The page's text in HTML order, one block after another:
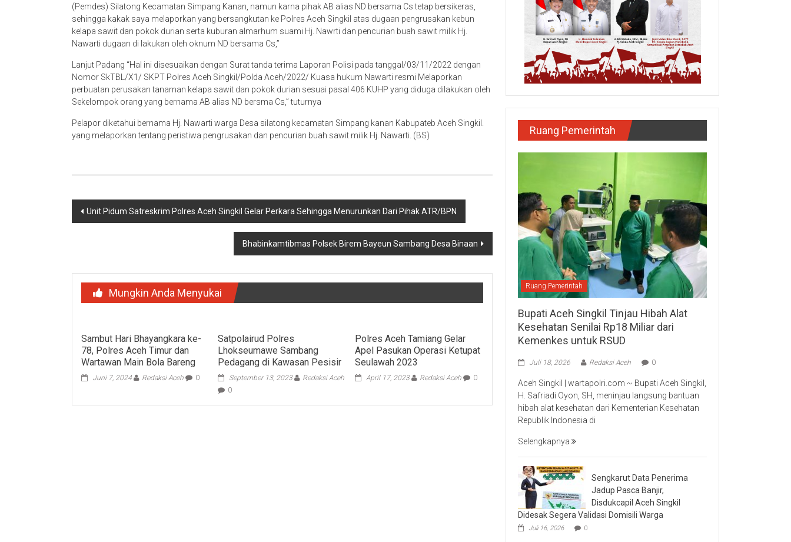
(Pemdes) Silatong Kecamatan Simpang Kanan, namun karna pihak AB alias ND bersama Cs tetap bersikeras,
sehingga kakak saya melaporkan yang bersangkutan ke Polres Aceh Singkil atas dugaan pengrusakan kebun
kelapa sawit dan pokok durian serta kuburan almarhum suami Hj. Nawrti dan pencurian buah sawit milik Hj.
Nawarti dugaan di lakukan oleh oknum ND bersama Cs,”
Lanjut Padang “Hal ini disesuaikan dengan Surat tanda terima Laporan Polisi pada tanggal/03/11/2022 dengan
Nomor SkTBL/X1/ SKPT Polres Aceh Singkil/Polda Aceh/2022/ Kuasa hukum Nawarti resmi Melaporkan
perbuatan perusakan tanaman kelapa sawit dan pokok durian sesuai pasal 406 KUHP yang diduga dilakukan oleh
Sekelompok orang yang bernama AB alias ND bersma Cs,” tuturnya
Pelapor diketahui bernama Hj. Nawarti warga Desa silatong kecamatan Simpang kanan Kabupateb Aceh Singkil.
yang melaporkan tentang peristiwa pengrusakan dan pencurian buah sawit milik Hj. Nawarti. (BS)
Navigasi
Unit Pidum Satreskrim Polres Aceh Singkil Gelar Perkara Sehingga Menurunkan Dari Pihak ATR/BPN
Bhabinkamtibmas Polsek Birem Bayeun Sambang Desa Binaan
Mungkin Anda Menyukai
Sambut Hari Bhayangkara ke-
78, Polres Aceh Timur dan
Wartawan Main Bola Bareng
Juni 7, 2024 Redaksi Aceh 0
Satpolairud Polres
Lhokseumawe Sambang
Pedagang di Kawasan Pesisir
September 13, 2023
Redaksi Aceh
0
Polres Aceh Tamiang Gelar
Apel Pasukan Operasi Ketupat
Seulawah 2023
April 17, 2023 Redaksi Aceh 0
Ruang Pemerintah
Ruang Pemerintah
Bupati Aceh Singkil Tinjau Hibah Alat
Kesehatan Senilai Rp18 Miliar dari
Kemenkes untuk RSUD
Juli 18, 2026 Redaksi Aceh 0
Aceh Singkil | wartapolri.com ~ Bupati Aceh Singkil,
H. Safriadi Oyon, SH, meninjau langsung bantuan
hibah alat kesehatan dari Kementerian Kesehatan
Republik Indonesia di
Selengkapnya
Sengkarut Data Penerima
Jadup Pasca Banjir,
Disdukcapil Aceh Singkil
Didesak Segera Validasi Domisili Warga
Juli 16, 2026 0